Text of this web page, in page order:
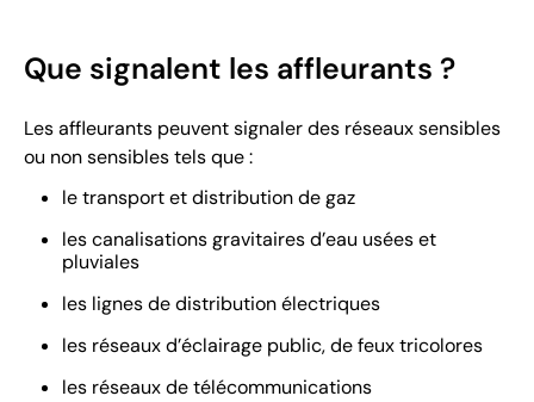
Que signalent les affleurants ?
Les affleurants peuvent signaler des réseaux sensibles
ou non sensibles tels que :
le transport et distribution de gaz
les canalisations gravitaires d’eau usées et
pluviales
les lignes de distribution électriques
les réseaux d’éclairage public, de feux tricolores
les réseaux de télécommunications